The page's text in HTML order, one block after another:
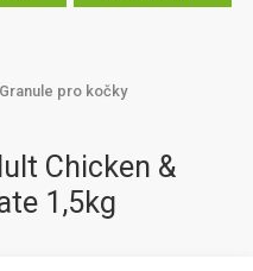
Granule pro kočky
Chicken &
1,5kg